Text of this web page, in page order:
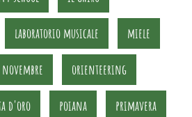
laboratorio musicale miele
novembre orienteering
d'oro poiana primavera